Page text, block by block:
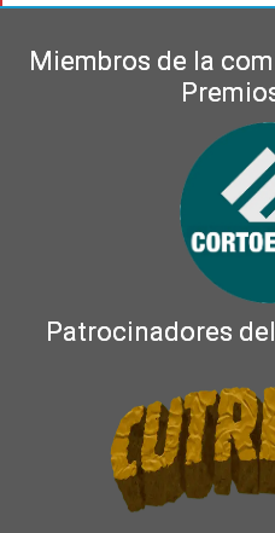
Miembros de la
Patrocinadores